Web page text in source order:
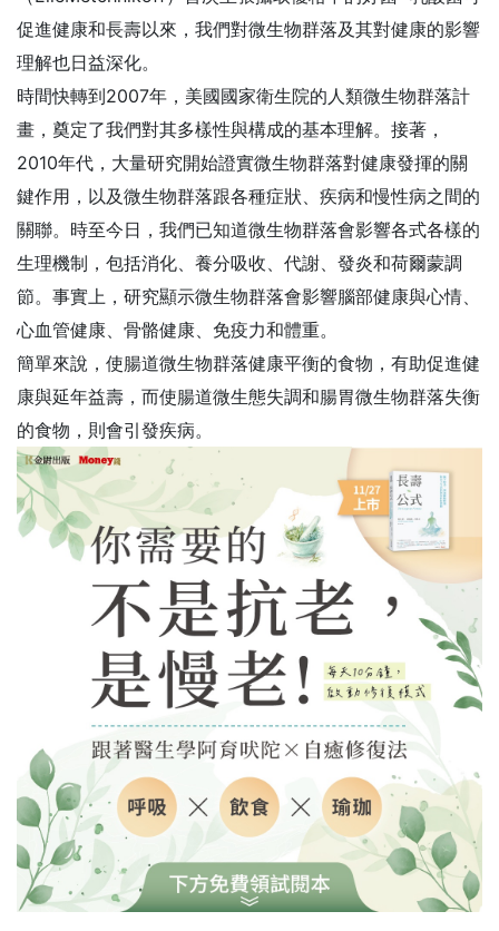
促進健康和長壽以來，我們對微生物群落及其對健康的影響
理解也日益深化。
時間快轉到2007年，美國國家衛生院的人類微生物群落計
畫，奠定了我們對其多樣性與構成的基本理解。接著，
2010年代，大量研究開始證實微生物群落對健康發揮的關
鍵作用，以及微生物群落跟各種症狀、疾病和慢性病之間的
關聯。時至今日，我們已知道微生物群落會影響各式各樣的
生理機制，包括消化、養分吸收、代謝、發炎和荷爾蒙調
節。事實上，研究顯示微生物群落會影響腦部健康與心情、
心血管健康、骨骼健康、免疫力和體重。
簡單來說，使腸道微生物群落健康平衡的食物，有助促進健
康與延年益壽，而使腸道微生態失調和腸胃微生物群落失衡
的食物，則會引發疾病。